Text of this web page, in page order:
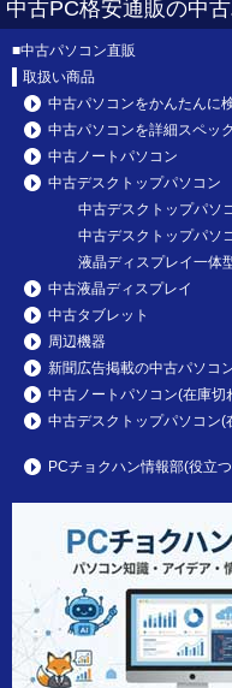
中古PC格安通販の中
■中古パソコン直販
取扱い商品
中古パソコンをかんたんに
中古パソコンを詳細スペッ
中古ノートパソコン
中古デスクトップパソコン
中古デスクトップパソ
中古デスクトップパソ
液晶ディスプレイ一体
中古液晶ディスプレイ
中古タブレット
周辺機器
新聞広告掲載の中古パソコ
中古ノートパソコン(在庫切
中古デスクトップパソコン(
PCチョクハン情報部(役立